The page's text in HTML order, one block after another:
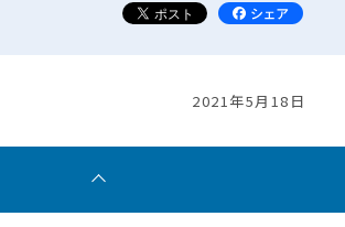
2021年5月18日